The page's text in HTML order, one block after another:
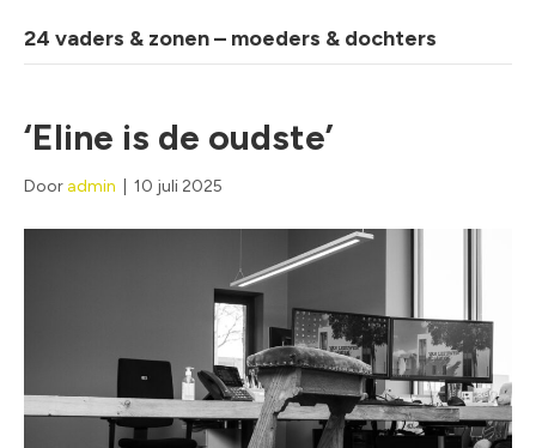
24 vaders & zonen – moeders & dochters
‘Eline is de oudste’
Door admin 10 juli 2025